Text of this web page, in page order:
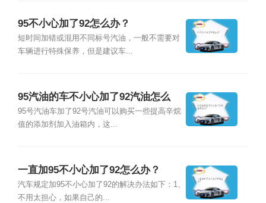
95不小心加了92怎么办？
短时间加错或混用不同标号汽油，一般不需要对
车辆进行特殊保养，但是建议车...
95汽油的车不小心加了92汽油怎么
办？
95号汽油车加了92号汽油可以购买一些提高辛烷
值的添加剂加入油箱内，这...
一直加95不小心加了92怎么办？
汽车规定加95不小心加了92的解决办法如下：1、
不用太担心，如果自己的...